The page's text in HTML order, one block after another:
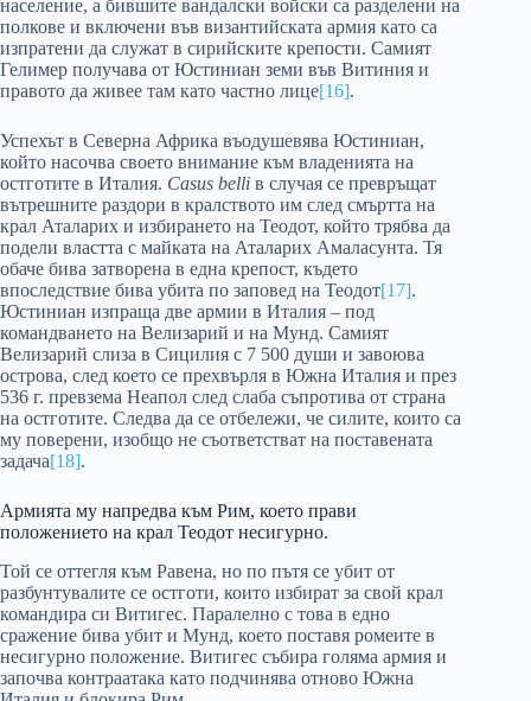
население, а бившите вандалски войски са разделени на
полкове и включени във византийската армия като са
изпратени да служат в сирийските крепости. Самият
Гелимер получава от Юстиниан земи във Витиния и
правото да живее там като частно лице[16].
Успехът в Северна Африка въодушевява Юстиниан,
който насочва своето внимание към владенията на
остготите в Италия. Casus belli в случая се превръщат
вътрешните раздори в кралството им след смъртта на
крал Аталарих и избирането на Теодот, който трябва да
подели властта с майката на Аталарих Амаласунта. Тя
обаче бива затворена в една крепост, където
впоследствие бива убита по заповед на Теодот[17].
Юстиниан изпраща две армии в Италия – под
командването на Велизарий и на Мунд. Самият
Велизарий слиза в Сицилия с 7 500 души и завоюва
острова, след което се прехвърля в Южна Италия и през
536 г. превзема Неапол след слаба съпротива от страна
на остготите. Следва да се отбележи, че силите, които са
му поверени, изобщо не съответстват на поставената
задача[18].
Армията му напредва към Рим, което прави
положението на крал Теодот несигурно.
Той се оттегля към Равена, но по пътя се убит от
разбунтувалите се остготи, които избират за свой крал
командира си Витигес. Паралелно с това в едно
сражение бива убит и Мунд, което поставя ромеите в
несигурно положение. Витигес събира голяма армия и
започва контраатака като подчинява отново Южна